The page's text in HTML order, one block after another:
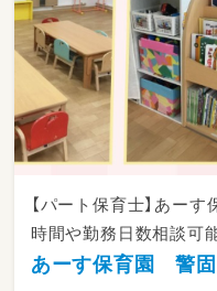
【パート保育士】あー
時間や勤務日数相談可能
あーす保育園 警固